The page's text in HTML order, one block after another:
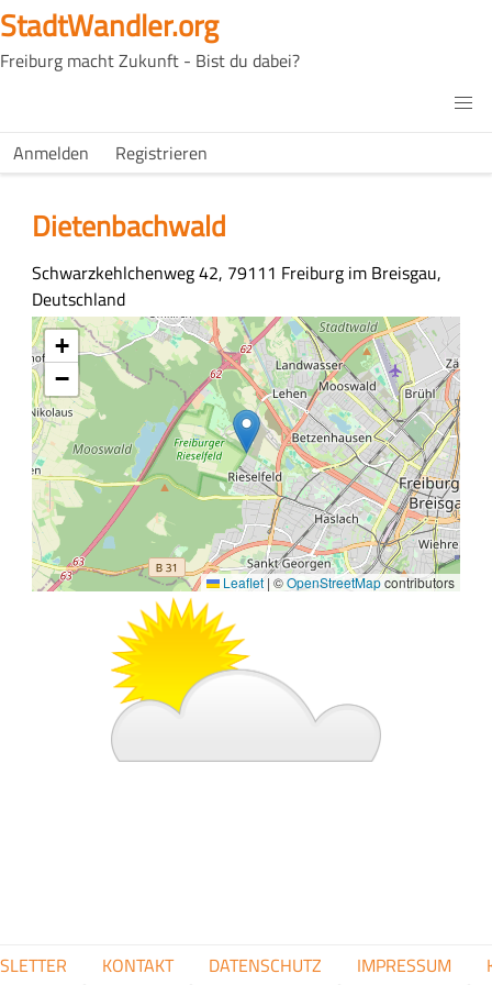
Direkt
zum
Inhalt
StadtWandler.org
Freiburg macht Zukunft - Bist du dabei?
Main
H4C
USER
Anmelden Registrieren
Dietenbachwald
Adresse
Schwarzkehlchenweg 42, 79111 Freiburg im Breisgau,
Deutschland
Koordinaten
+
−
Leaflet | ©OpenStreetMapcontributors
FUSSZEILENMENÜKONTAKT DATENSCHUTZ IMPRESSUM